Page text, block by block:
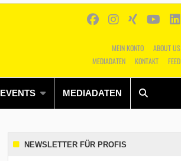
MEIN KONTO
ABOUT US
MEDIADATEN
KONTAKT FEED
EVENTS MEDIADATEN
Alles Shop SUCHEN
NEWSLETTER FÜR PROFIS